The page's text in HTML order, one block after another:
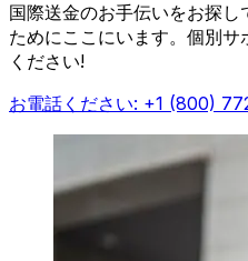
国際送金のお手伝いをお探
ためにここにいます。個別
ください!
お電話ください: +1 (800)